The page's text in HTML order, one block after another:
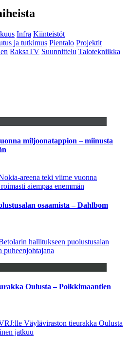
Infra Kiinteistöt
ja tutkimus Pientalo Projektit
RaksaTV Suunnittelu Talotekniikka
miljoonatappion – miinusta
areena teki viime vuonna
aiempaa enemmän
osaamista – Dahlbom
hallitukseen puolustusalan
puheenjohtajana
Oulusta – Poikkimaantien
Väyläviraston tieurakka Oulusta
jatkuu